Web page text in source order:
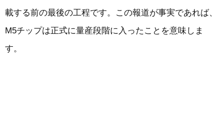
載する前の最後の工程です。この報道が事実であれば、
M5チップは正式に量産段階に入ったことを意味しま
す。